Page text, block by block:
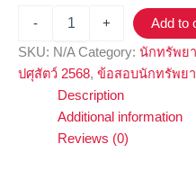
- +
Add to
SKU: N/A Category: นักทรัพย
ปศุสัตว์ 2568, ข้อสอบนักทรัพย
Description
Additional information
Reviews (0)